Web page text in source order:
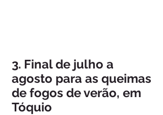
3. Final de julho a
agosto para as queimas
de fogos de verão, em
Tóquio